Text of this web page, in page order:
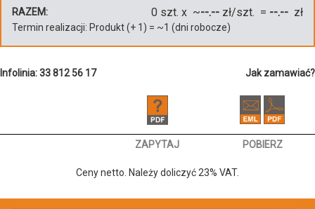
RAZEM: 0 szt. x ~--.-- zł/szt. = --.-- zł
Termin realizacji: Produkt(+ 1 ) = ~1 (dni robocze)
Infolinia: 33 812 56 17 Jak zamawiać?
ZAPYTAJ POBIERZ
Ceny netto. Należy doliczyć 23% VAT.